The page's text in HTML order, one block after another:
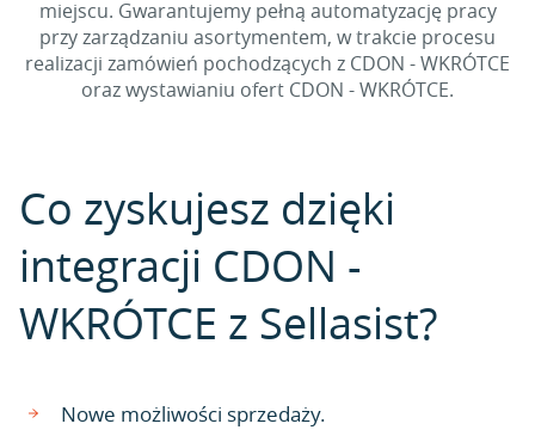
miejscu. Gwarantujemy pełną automatyzację pracy
przy zarządzaniu asortymentem, w trakcie procesu
realizacji zamówień pochodzących z CDON - WKRÓTCE
oraz wystawianiu ofert CDON - WKRÓTCE.
Co zyskujesz dzięki
integracji CDON -
WKRÓTCE z Sellasist?
Nowe możliwości sprzedaży.